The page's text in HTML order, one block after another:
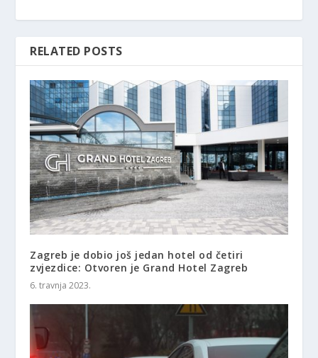
RELATED POSTS
Zagreb je dobio još jedan hotel od četiri
zvjezdice: Otvoren je Grand Hotel Zagreb
6. travnja 2023.